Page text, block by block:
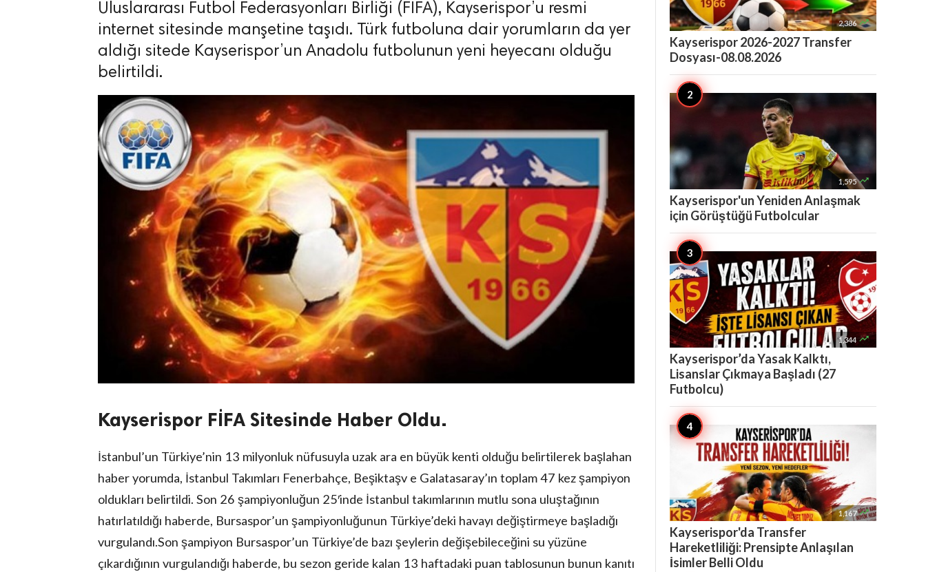
Uluslararası Futbol Federasyonları Birliği (FIFA), Kayserispor’u resmi
internet sitesinde manşetine taşıdı. Türk futboluna dair yorumların da yer
aldığı sitede Kayserispor’un Anadolu futbolunun yeni heyecanı olduğu
belirtildi.
Kayserispor FİFA Sitesinde Haber Oldu.
İstanbul’un Türkiye’nin 13 milyonluk nüfusuyla uzak ara en büyük kenti olduğu belirtilerek başlahan
haber yorumda, İstanbul Takımları Fenerbahçe, Beşiktaşv e Galatasaray’ın toplam 47 kez şampiyon
oldukları belirtildi. Son 26 şampiyonluğun 25′inde İstanbul takımlarının mutlu sona uluştağının
hatırlatıldığı haberde, Bursaspor’un şampiyonluğunun Türkiye’deki havayı değiştirmeye başladığı
vurgulandı.Son şampiyon Bursaspor’un Türkiye’de bazı şeylerin değişebileceğini su yüzüne
çıkardığının vurgulandığı haberde, bu sezon geride kalan 13 haftadaki puan tablosunun bunun kanıtı
2,386 
Kayserispor 2026-2027 Transfer
Dosyası-08.08.2026
1,595 
Kayserispor'un Yeniden Anlaşmak
için Görüştüğü Futbolcular
1,344 
Kayserispor’da Yasak Kalktı,
Lisanslar Çıkmaya Başladı (27
Futbolcu)
1,167 
Kayserispor'da Transfer
Hareketliliği: Prensipte Anlaşılan
İsimler Belli Oldu